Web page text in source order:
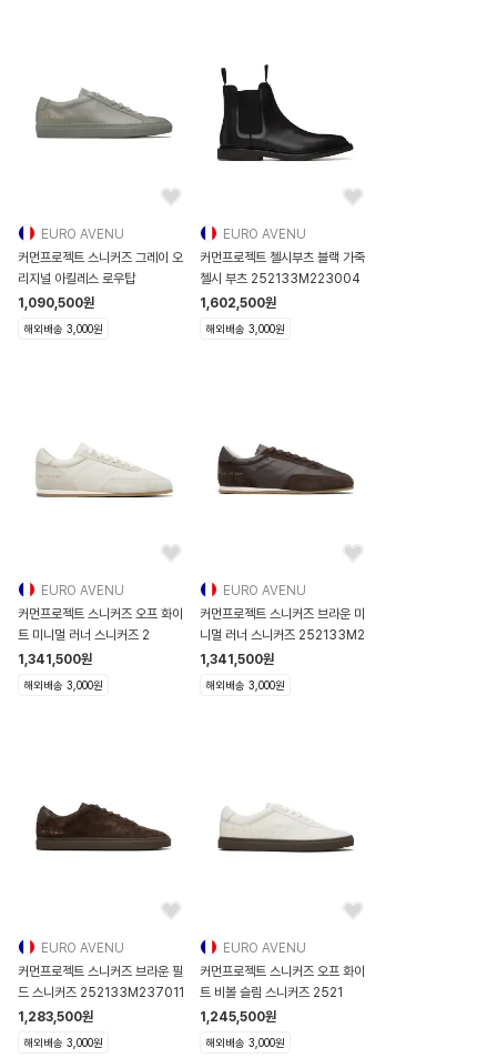
EURO AVENU
커먼프로젝트 스니커즈 그레이 오
리지널 아킬레스 로우탑
1,090,500원
해외배송 3,000원
EURO AVENU
커먼프로젝트 첼시부츠 블랙 가죽
첼시 부츠 252133M223004
1,602,500원
해외배송 3,000원
EURO AVENU
커먼프로젝트 스니커즈 오프 화이
트 미니멀 러너 스니커즈 2
1,341,500원
해외배송 3,000원
EURO AVENU
커먼프로젝트 스니커즈 브라운 미
니멀 러너 스니커즈 252133M2
1,341,500원
해외배송 3,000원
EURO AVENU
커먼프로젝트 스니커즈 브라운 필
드 스니커즈 252133M237011
1,283,500원
해외배송 3,000원
EURO AVENU
커먼프로젝트 스니커즈 오프 화이
트 비볼 슬림 스니커즈 2521
1,245,500원
해외배송 3,000원